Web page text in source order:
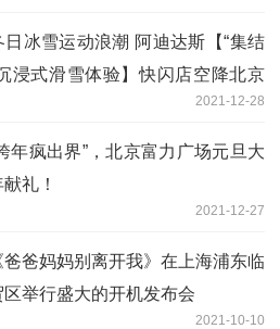
日冰雪运动浪潮 阿迪达斯【“集结
浸式滑雪体验】快闪店空降北京
2021-12-28
年疯出界”，北京富力广场元旦大
礼！
2021-12-27
爸爸妈妈别离开我》在上海浦东临
区举行盛大的开机发布会
2021-10-10